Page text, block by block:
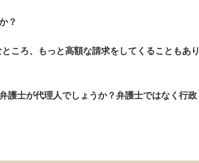
？
ころ、もっと高額な請求をしてくることもあり
護士が代理人でしょうか？弁護士ではなく行政